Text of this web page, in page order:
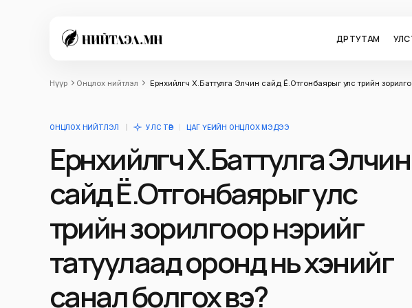
ӨДӨР ТУТАМ УЛС
Нүүр Онцлох нийтлэл Ерөнхийлөгч Х.Баттулга Элчин сайд Ё.Отгонбаярыг улс төрийн
ОНЦЛОХ НИЙТЛЭЛ УЛС ТӨР ЦАГ ҮЕИЙН ОНЦЛОХ МЭДЭЭ
Ерөнхийлөгч Х.Баттулга Элчин
сайд Ё.Отгонбаярыг улс
төрийн зорилгоор нэрийг
татуулаад оронд нь хэнийг
санал болгох вэ?